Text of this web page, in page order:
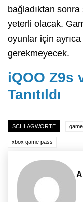
bağladıktan
yeterli olacak.
oyunlar için
gerekmeyecek.
iQOO Z9s
Tanıtıldı
SCHLAGWORTE
xbox game pass